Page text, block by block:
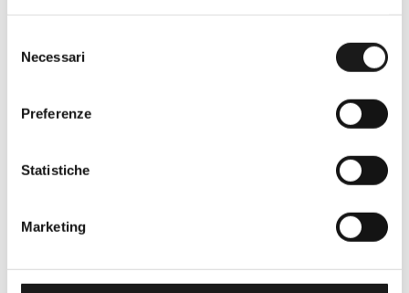
delNecessari
Preferenze
Statistiche
Marketing
Nato nel 1990 con il nome di Rifugio
per amanti dell’outdoor a Roma e nel